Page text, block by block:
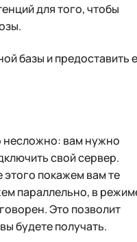
для того, чтобы
базы и предоставить
несложно: вам нужно
свой сервер.
покажем вам те
параллельно, в
Это позволит
будете получать.